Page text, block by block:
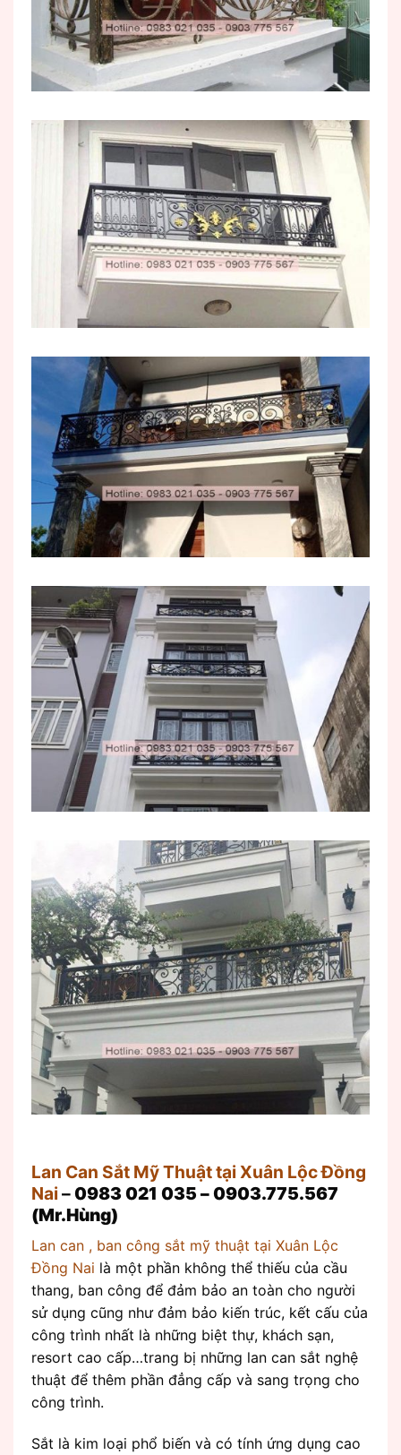
Lan Can Sắt Mỹ Thuật tại Xuân Lộc Đồng
Nai –0983 021 035 – 0903.775.567
(Mr.Hùng)
Lan can , ban công sắt mỹ thuật tại Xuân Lộc
Đồng Nai là một phần không thể thiếu của cầu
thang, ban công để đảm bảo an toàn cho người
sử dụng cũng như đảm bảo kiến trúc, kết cấu của
công trình nhất là những biệt thự, khách sạn,
resort cao cấp…trang bị những lan can sắt nghệ
thuật để thêm phần đẳng cấp và sang trọng cho
công trình.
Sắt là kim loại phổ biến và có tính ứng dụng cao